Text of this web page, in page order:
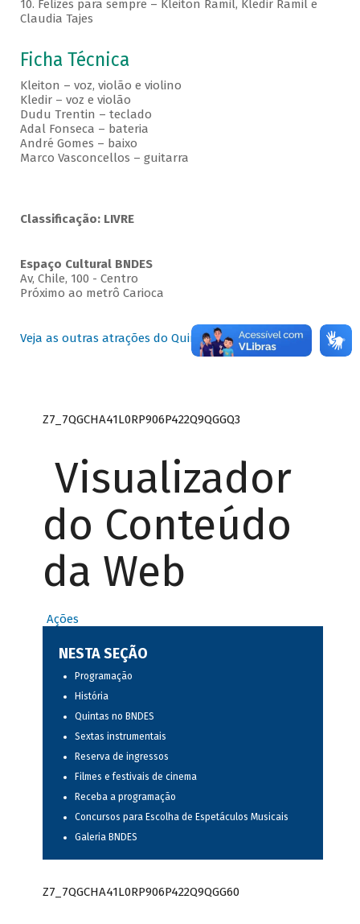
10. Felizes para sempre – Kleiton Ramil, Kledir Ramil e
Claudia Tajes
Ficha Técnica
Kleiton – voz, violão e violino
Kledir – voz e violão
Dudu Trentin – teclado
Adal Fonseca – bateria
André Gomes – baixo
Marco Vasconcellos – guitarra
Classificação: LIVRE
Espaço Cultural BNDES
Av, Chile, 100 - Centro
Próximo ao metrô Carioca
Veja as outras atrações do Quintas no BNDES
Z7_7QGCHA41L0RP906P422Q9QGGQ3
Visualizador
do Conteúdo
da Web
Ações
NESTA SEÇÃO
Programação
História
Quintas no BNDES
Sextas instrumentais
Reserva de ingressos
Filmes e festivais de cinema
Receba a programação
Concursos para Escolha de Espetáculos Musicais
Galeria BNDES
Z7_7QGCHA41L0RP906P422Q9QGG60